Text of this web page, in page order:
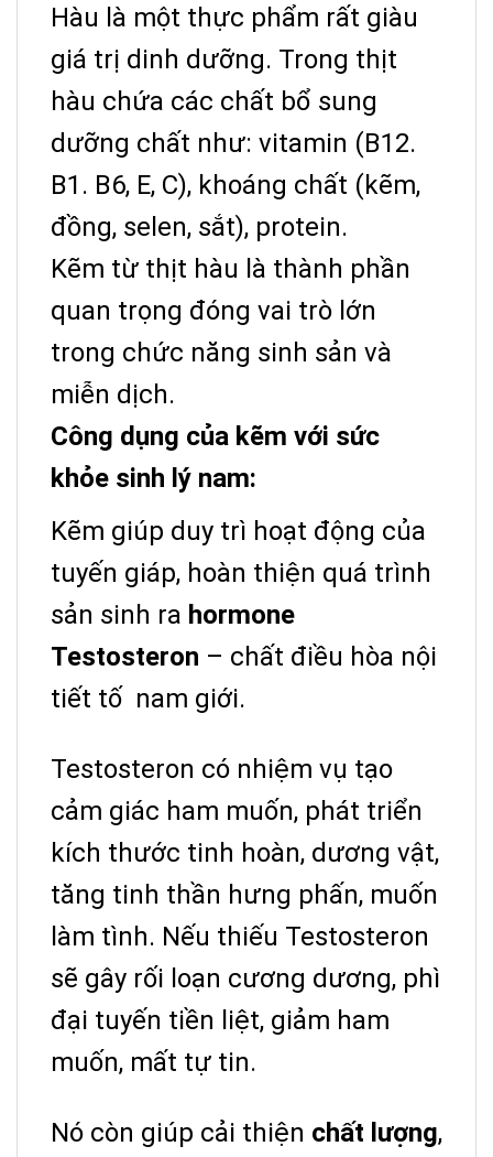
Hàu là một thực phẩm rất giàu
giá trị dinh dưỡng. Trong thịt
hàu chứa các chất bổ sung
dưỡng chất như: vitamin (B12.
B1. B6, E, C), khoáng chất (kẽm,
đồng, selen, sắt), protein.
Kẽm từ thịt hàu là thành phần
quan trọng đóng vai trò lớn
trong chức năng sinh sản và
miễn dịch.
Công dụng của kẽm với sức
khỏe sinh lý nam:
Kẽm giúp duy trì hoạt động của
tuyến giáp, hoàn thiện quá trình
sản sinh ra hormone
Testosteron – chất điều hòa nội
tiết tố nam giới.
Testosteron có nhiệm vụ tạo
cảm giác ham muốn, phát triển
kích thước tinh hoàn, dương vật,
tăng tinh thần hưng phấn, muốn
làm tình. Nếu thiếu Testosteron
sẽ gây rối loạn cương dương, phì
đại tuyến tiền liệt, giảm ham
muốn, mất tự tin.
Nó còn giúp cải thiện chất lượng,